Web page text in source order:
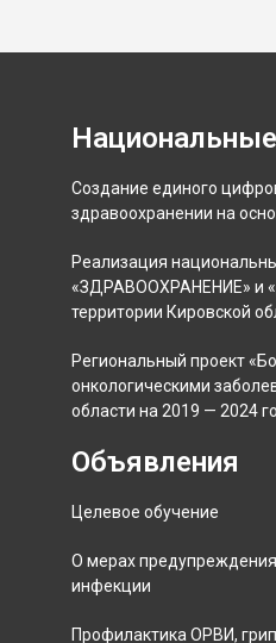
Создание единого
здравоохранении на
Реализация
«ЗДРАВООХРАНЕНИЕ» и
территории Кировской
Региональный проект
онкологическими
области на 2019 — 2024
Объявления
Целевое обучение
О мерах
инфекции
Профилактика ОРВИ,